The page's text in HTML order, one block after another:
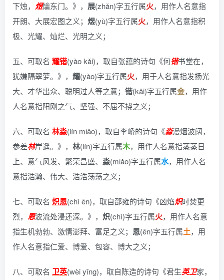
下烛， 煜爚东门。》 ， 展(zhǎn)字五行属火，用作人名意指
开朗、大展宏图之义； 煜(yù)字五行属火，用作人名意指积
极、光耀、灿烂、光明之义；
五、可取名 耀锴(yào kǎi)， 取自张蕴的诗句《何锴书堂在，
犹嫌隔翠萝。》 ， 耀(yào)字五行属火，用于人名意指发扬光
大、才华出众、聪明过人等之意； 锴(kǎi)字五行属金，用作
人名意指阳刚之气、坚强、不屈不挠之义；
六、可取名 林淼(lín miǎo)， 取自李峤的诗句《淼漫烟波阔，
参差林岸遥。》 ， 林(lín)字五行属木，用作人名意指蒸蒸日
上、意气风发、繁荣昌盛、 淼(miǎo)字五行属水，用作人名
意指浩瀚、伟大、浩浩荡荡之义；
七、可取名 炽恩(chì ēn)， 取自邵雍的诗句《凶焰炽时焚更
烈， 恩波流处浸还深。》 ， 炽(chì)字五行属火，用作人名意
指生机勃勃、激情澎拜、富足之义； 恩(ēn)字五行属土，用
作人名意指仁爱、博爱、包容、博大之义；
八、可取名 卫英(wèi yīng)， 取自陈造的诗句《君生英卫家，